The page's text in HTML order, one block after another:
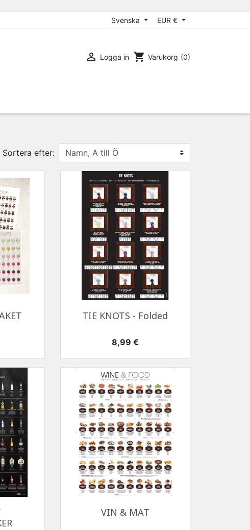
Svenska EUR €
 Logga in shopping_cart Varukorg (0)
Sortera efter:
Snabbvy
TIE KNOTS - Folded
Pris
8,99 €
Snabbvy
VIN & MAT